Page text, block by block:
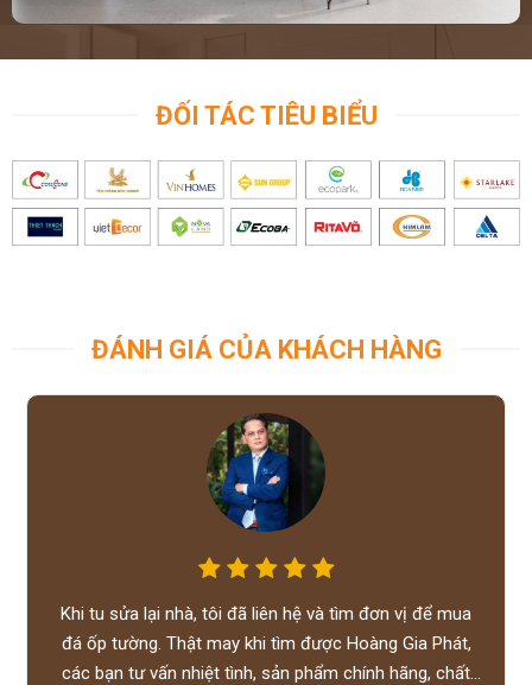
ĐỐI TÁC TIÊU BIỂU
ĐÁNH GIÁ CỦA KHÁCH HÀNG
Khi tu sửa lại nhà, tôi đã liên hệ và tìm đơn vị để mua
đá ốp tường. Thật may khi tìm được Hoàng Gia Phát,
các bạn tư vấn nhiệt tình, sản phẩm chính hãng, chất